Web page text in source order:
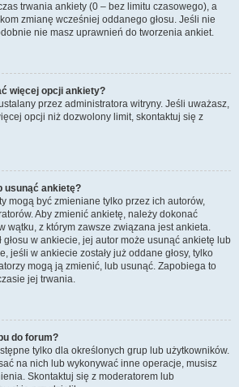
trwania ankiety (0 – bez limitu czasowego), a
zmianę wcześniej oddanego głosu. Jeśli nie
nie masz uprawnień do tworzenia ankiet.
więcej opcji ankiety?
przez administratora witryny. Jeśli uważasz,
opcji niż dozwolony limit, skontaktuj się z
usunąć ankietę?
mogą być zmieniane tylko przez ich autorów,
Aby zmienić ankietę, należy dokonać
wątku, z którym zawsze związana jest ankieta.
głosu w ankiecie, jej autor może usunąć ankietę lub
jeśli w ankiecie zostały już oddane głosy, tylko
mogą ją zmienić, lub usunąć. Zapobiega to
jej trwania.
do forum?
tylko dla określonych grup lub użytkowników.
na nich lub wykonywać inne operacje, musisz
Skontaktuj się z moderatorem lub